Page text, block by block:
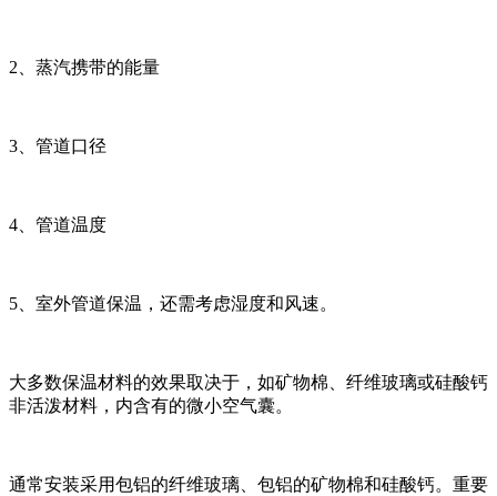
2、蒸汽携带的能量
3、管道口径
4、管道温度
5、室外管道保温，还需考虑湿度和风速。
大多数保温材料的效果取决于，如矿物棉、纤维玻璃或硅酸钙
非活泼材料，内含有的微小空气囊。
通常安装采用包铝的纤维玻璃、包铝的矿物棉和硅酸钙。重要